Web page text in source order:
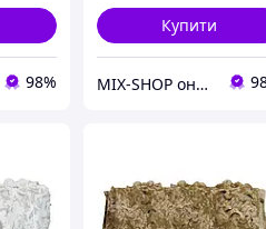
98%
Купити
MIX-SHOP онлайн магазин